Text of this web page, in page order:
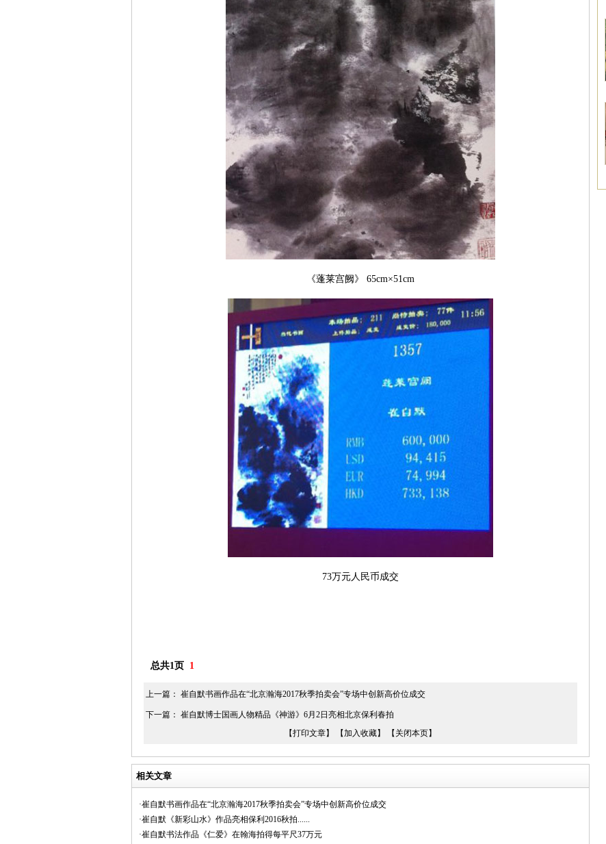
《蓬莱宫阙》 65cm×51cm
73万元人民币成交
总共1页 1
上一篇： 崔自默书画作品在“北京瀚海2017秋季拍卖会”专场中创新高价位成交
下一篇： 崔自默博士国画人物精品《神游》6月2日亮相北京保利春拍
【打印文章】
【加入收藏】 【关闭本页】
相关文章
·崔自默书画作品在“北京瀚海2017秋季拍卖会”专场中创新高价位成交
·崔自默《新彩山水》作品亮相保利2016秋拍......
·崔自默书法作品《仁爱》在翰海拍得每平尺37万元